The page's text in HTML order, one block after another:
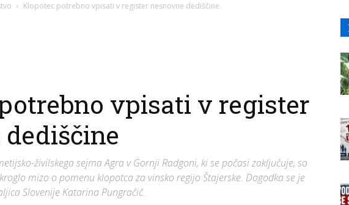
Klopotec potrebno vpisati v register nesnovne dediščine
vpisati v register
živilskega sejma Agra v Gornji Radgoni, ki se počasi zaključuje, so
mizo o pomenu klopotca za vinsko regijo Štajerske. Dogodka se je
Slovenije Katarina Pungračič.